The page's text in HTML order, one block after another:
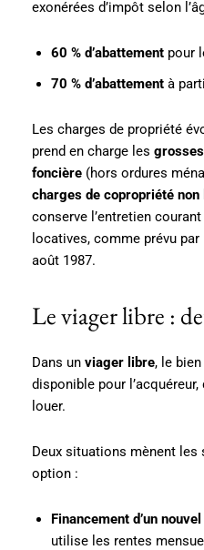
exonérées d’impôt selon
60 % d’abattement pour
70 % d’abattement à
Les charges de propriété
prend en charge les
foncière (hors ordures
charges de copropriété
conserve l’entretien
locatives, comme prévu par
août 1987.
Le viager libre :
Dans un viager libre, le
disponible pour
louer.
Deux situations mènent
option :
Financement d’un
utilise les rentes